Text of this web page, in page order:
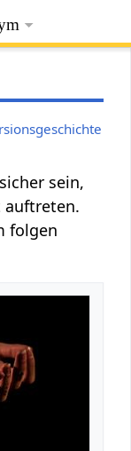
sein,
auftreten.
folgen